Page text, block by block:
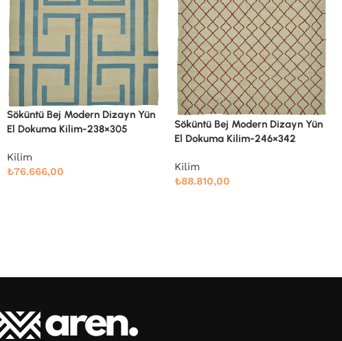
Söküntü Bej Modern Dizayn Yün
Kilim
Söküntü Bej Modern Dizayn Yün
El Dokuma Kilim-247×303
₺78.989,00